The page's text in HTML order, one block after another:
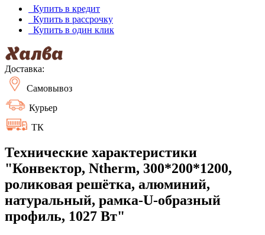
Купить в кредит
Купить в рассрочку
Купить в один клик
Доставка:
Самовывоз
Курьер
ТК
Технические характеристики
"Конвектор, Ntherm, 300*200*1200,
роликовая решётка, алюминий,
натуральный, рамка-U-образный
профиль, 1027 Вт"